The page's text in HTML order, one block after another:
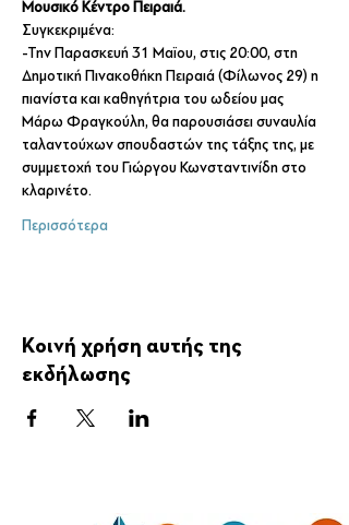
Μουσικό Κέντρο Πειραιά.
Συγκεκριμένα:
-Την Παρασκευή 31 Μαϊου, στις 20:00, στη
Δημοτική Πινακοθήκη Πειραιά (Φίλωνος 29) η
πιανίστα και καθηγήτρια του ωδείου μας
Μάρω Φραγκούλη, θα παρουσιάσει συναυλία
ταλαντούχων σπουδαστών της τάξης της, με
συμμετοχή του Γιώργου Κωνσταντινίδη στο
κλαρινέτο.
Περισσότερα
Κοινή χρήση αυτής της
εκδήλωσης